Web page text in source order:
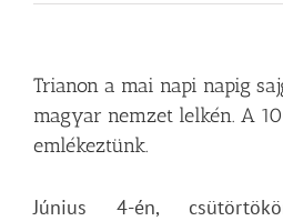
Trianon a mai napi napig
magyar nemzet lelkén. A
emlékeztünk.
Június 4-én,